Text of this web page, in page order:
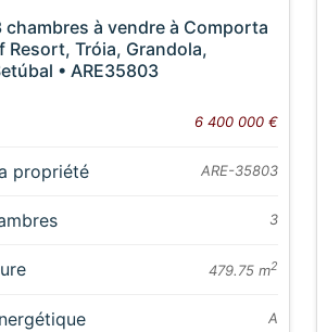
chambres à vendre à Comporta
Resort, Tróia, Grandola,
• ARE35803
6 400 000 €
propriété ARE-35803
3
479.75 m2
A